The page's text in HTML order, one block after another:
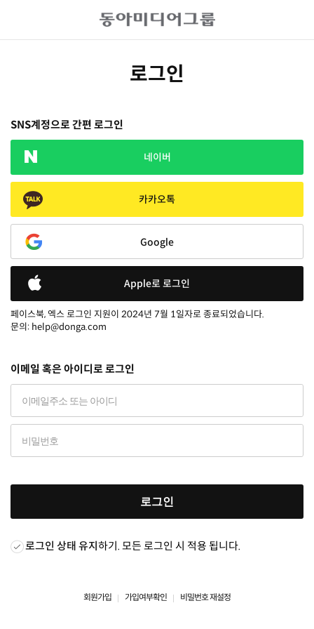
로그인
SNS계정으로 간편 로그인
네이버
카카오톡
Google
Apple로 로그인
페이스북, 엑스 로그인 지원이 2024년 7월 1일자로 종료되었습니다.
문의: help@donga.com
이메일 혹은 아이디로 로그인
로그인
로그인 상태 유지하기. 모든 로그인 시 적용 됩니다.
회원가입 가입여부확인 비밀번호 재설정